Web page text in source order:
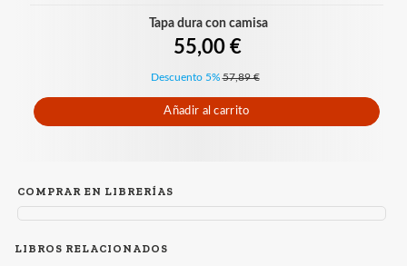
Tapa dura con camisa
55,00 €
Descuento 5% 57,89 €
Añadir al carrito
COMPRAR EN LIBRERÍAS
LIBROS RELACIONADOS